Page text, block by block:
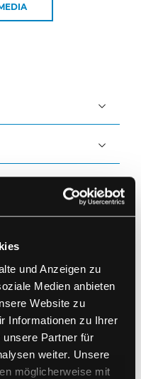
und Anzeigen zu
Medien anbieten
Website zu
Informationen zu Ihrer
unsere Partner für
weiter. Unsere
möglicherweise mit
550 g/m²
pflanzliche Öle
Taille auf der